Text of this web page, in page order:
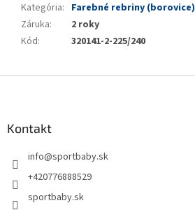
Kategória: Farebné rebriny (borovice)
Záruka:
2 roky
Kód: 320141-2-225/240
Kontakt
info@sportbaby.sk
+420776888529
sportbaby.sk